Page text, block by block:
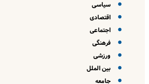
سیاسی
اقتصادی
اجتماعی
فرهنگی
ورزشی
بین الملل
جامعه